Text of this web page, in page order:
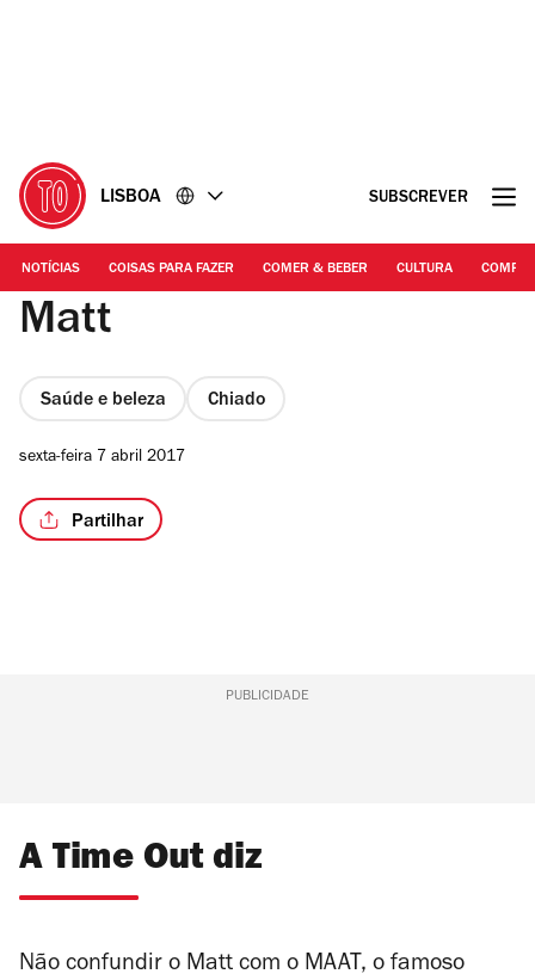
LISBOA SUBSCREVER
NOTÍCIAS COISAS PARA FAZER COMER & BEBER CULTURA
Matt
Saúde e beleza Chiado
sexta-feira 7 abril 2017
Partilhar
PUBLICIDADE
A Time Out diz
Não confundir o Matt com o MAAT, o famoso